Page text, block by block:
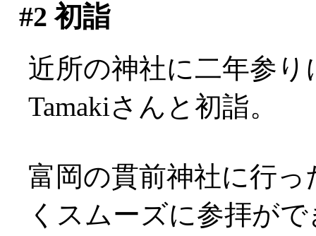
#2 初詣
近所の神社に二年参
Tamakiさんと初詣。
富岡の貫前神社に行
くスムーズに参拝が